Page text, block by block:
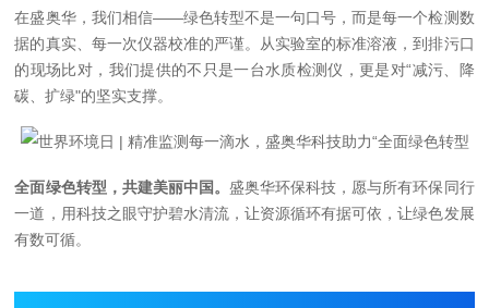
在盛奥华，我们相信——绿色转型不是一句口号，而是每一个检测数
据的真实、每一次仪器校准的严谨。
从实验室的标准溶液，到排污口
的现场比对，我们提供的不只是一台水质检测仪，更是对“减污、降
碳、扩绿"的坚实支撑。
全面绿色转型，共建美丽中国。 盛奥华环保科技，愿与所有环保同行
一道，用科技之眼守护碧水清流，让资源循环有据可依，让绿色发展
有数可循。